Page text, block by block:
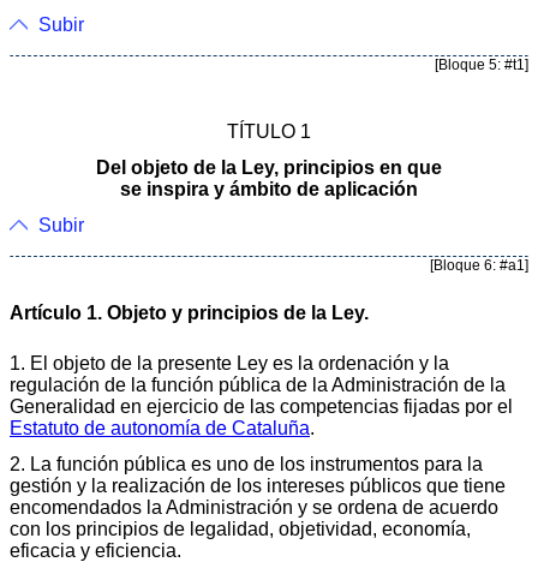
Subir
[Bloque 5: #t1]
TÍTULO 1
Del objeto de la Ley, principios en que
se inspira y ámbito de aplicación
Subir
[Bloque 6: #a1]
Artículo 1. Objeto y principios de la Ley.
1. El objeto de la presente Ley es la ordenación y la
regulación de la función pública de la Administración de la
Generalidad en ejercicio de las competencias fijadas por el
Estatuto de autonomía de Cataluña.
2. La función pública es uno de los instrumentos para la
gestión y la realización de los intereses públicos que tiene
encomendados la Administración y se ordena de acuerdo
con los principios de legalidad, objetividad, economía,
eficacia y eficiencia.